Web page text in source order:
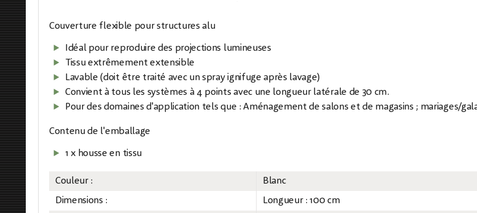
Couverture flexible pour structures alu
Idéal pour reproduire des projections lumineuses
Tissu extrêmement extensible
Lavable (doit être traité avec un spray ignifuge après lavage)
Convient à tous les systèmes à 4 points avec une longueur latérale de 30 cm.
Pour des domaines d'application tels que : Aménagement de salons et de magasins ; mariages/
Contenu de l'emballage
1 x housse en tissu
Couleur :
Blanc
Dimensions :
Longueur : 100 cm